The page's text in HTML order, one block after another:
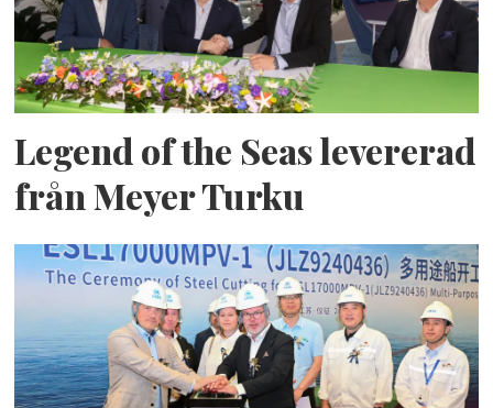
Legend of the Seas levererad
från Meyer Turku